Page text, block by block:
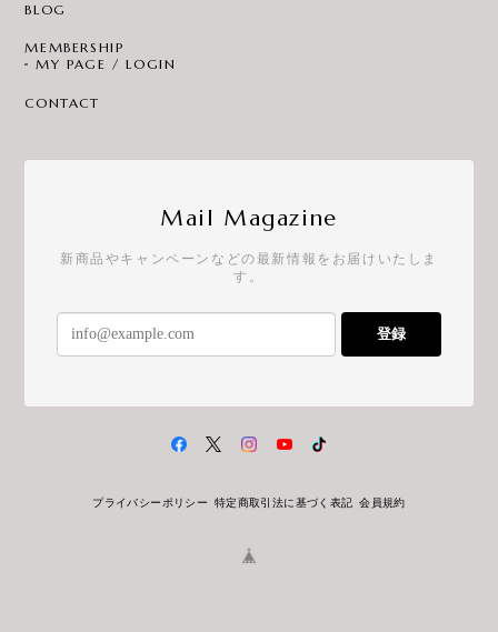
BLOG
MEMBERSHIP
MY PAGE / LOGIN
CONTACT
Mail Magazine
新商品やキャンペーンなどの最新情報をお届けいたしま
す。
登録
プライバシーポリシー 特定商取引法に基づく表記 会員規約